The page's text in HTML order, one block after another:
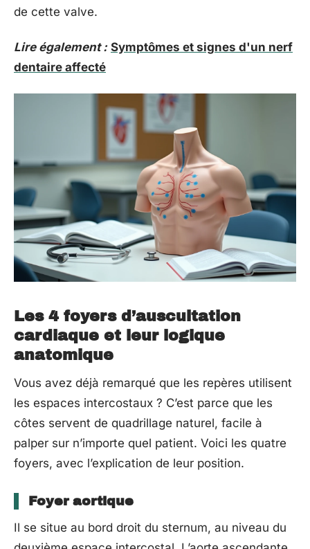
de cette valve.
Lire également : Symptômes et signes d'un nerf
dentaire affecté
Les 4 foyers d’auscultation
cardiaque et leur logique
anatomique
Vous avez déjà remarqué que les repères utilisent
les espaces intercostaux ? C’est parce que les
côtes servent de quadrillage naturel, facile à
palper sur n’importe quel patient. Voici les quatre
foyers, avec l’explication de leur position.
Foyer aortique
Il se situe au bord droit du sternum, au niveau du